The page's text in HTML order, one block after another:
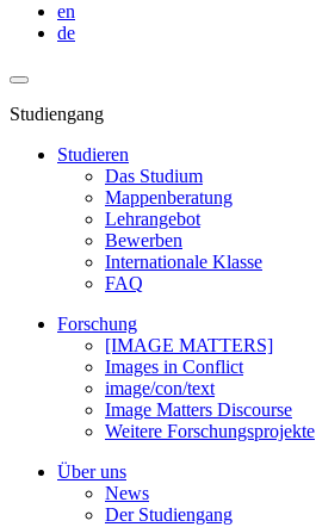
en
de
Studiengang
Studieren
Das Studium
Mappenberatung
Lehrangebot
Bewerben
Internationale Klasse
FAQ
Forschung
[IMAGE MATTERS]
Images in Conflict
image/con/text
Image Matters Discourse
Weitere Forschungsprojekte
Über uns
News
Der Studiengang